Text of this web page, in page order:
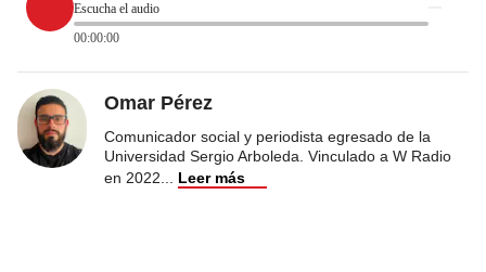
Escucha el audio
00:00:00
Omar Pérez
Comunicador social y periodista egresado de la
Universidad Sergio Arboleda. Vinculado a W Radio
en 2022... Leer más